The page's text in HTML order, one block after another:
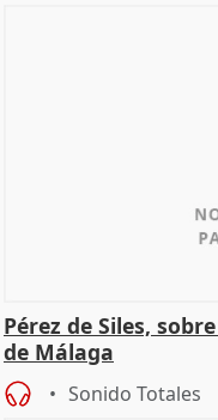
Pérez de Siles,
de Málaga
Sonido Totales